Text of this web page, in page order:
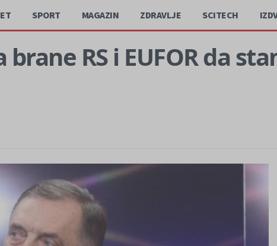
SPORT MAGAZIN ZDRAVLJE SCITECH
RS i EUFOR da